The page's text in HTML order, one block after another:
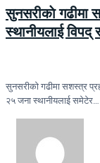
सुनसरीकाे गढीमा
स्थानीयलाई
सुनसरीकाे गढीमा सशस्त्र
२५ जना स्थानीयलाई समेटेर…